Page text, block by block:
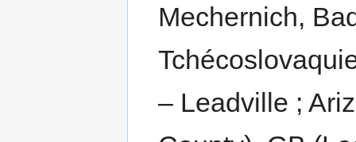
Mechernich,
– Leadville ;